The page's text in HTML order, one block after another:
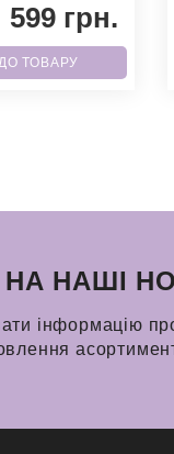
599 грн.
ТОВАРУ
НАШІ
інформацію